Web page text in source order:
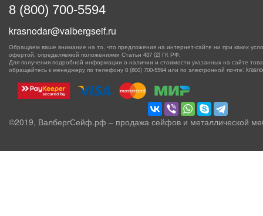
8 (800) 700-5594
krasnodar@valbergseif.ru
Обращаем ваше внимание на то, что предложения на интернет-сайте ни при каких
офертой, определяемой положениями Статьи 437 (2) ГК РФ.
Для получения подробной информации о наличии и стоимости указанных на сайте
обращайтесь к менеджеру по телефону 8 (800) 700-5594 или по электронной почте:
©2019, ВалбергСейф.рф – продажа сейфов и металлической